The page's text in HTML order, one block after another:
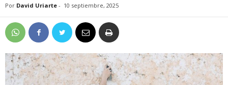
Por David Uriarte - 10 septiembre, 2025